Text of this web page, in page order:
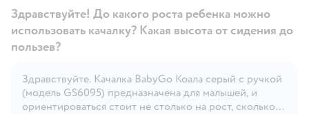
Открыть вопрос
Здравствуйте! До какого роста ребенка можно
использовать качалку? Какая высота от сидения до
пользев?
Здравствуйте. Качалка BabyGo Коала серый с ручкой
(модель GS6095) предназначена для малышей, и
ориентироваться стоит не столько на рост, сколько